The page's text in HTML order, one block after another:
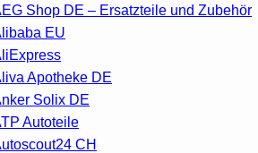
Shop DE – Ersatzteile und Zubehör
EU
Apotheke DE
Solix DE
Autoteile
CH